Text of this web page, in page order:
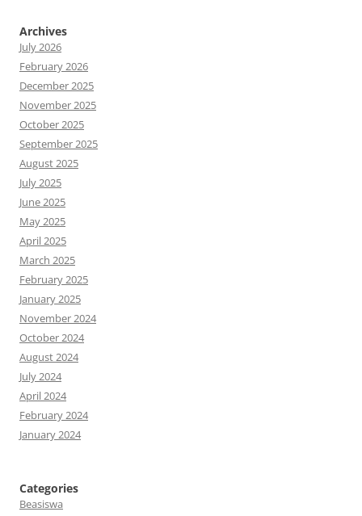
Archives
July 2026
February 2026
December 2025
November 2025
October 2025
September 2025
August 2025
July 2025
June 2025
May 2025
April 2025
March 2025
February 2025
January 2025
November 2024
October 2024
August 2024
July 2024
April 2024
February 2024
January 2024
Categories
Beasiswa